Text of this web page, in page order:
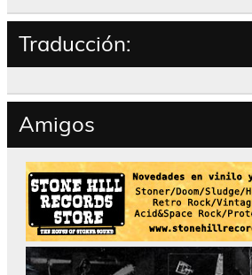
Traducción:
Amigos